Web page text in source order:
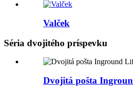
Valček
Séria dvojitého príspevku
Dvojitá pošta